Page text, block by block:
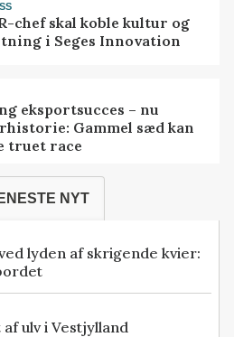
chef skal koble kultur og
i Seges Innovation
eksportsucces – nu
Gammel sæd kan
truet race
NYT
lyden af skrigende kvier:
ulv i Vestjylland